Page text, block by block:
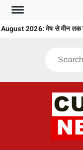
Skip
content2026: मेष से मीन तक
Search